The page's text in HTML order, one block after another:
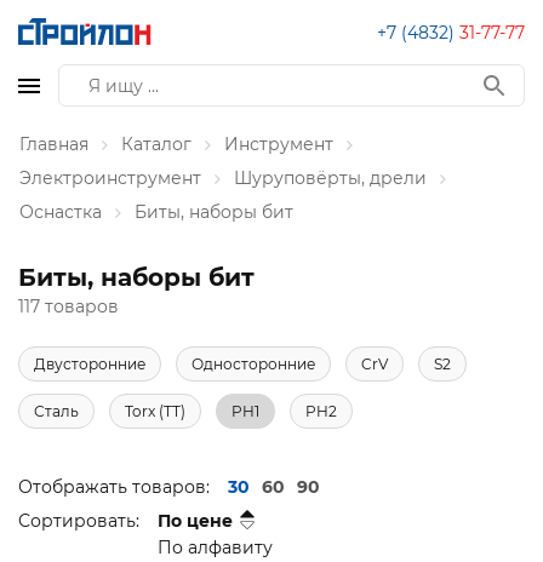
+7 (4832) 31-77-77
Главная Каталог
Инструмент
Электроинструмент
Шуруповёрты, дрели
Оснастка
Биты, наборы бит
Биты, наборы бит
117 товаров
Двусторонние Односторонние CrV S2
Сталь Torx (TT) PH1 PH2
Отображать товаров: 30 60
90
Сортировать:
По цене
По алфавиту